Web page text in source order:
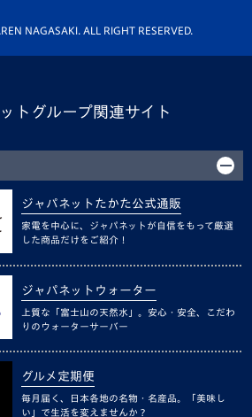
NAGASAKI. ALL RIGHT RESERVED.
トグループ関連サイト
ジャパネットたかた公式通販
家電を中心に、ジャパネットが自信をもって厳選
した商品だけをご紹介！
ジャパネットウォーター
上質な「富士山の天然水」。安心・安全、こだわ
りのウォーターサーバー
グルメ定期便
毎月届く、日本各地の名物・名産品。「美味し
い」で生活を変えませんか？